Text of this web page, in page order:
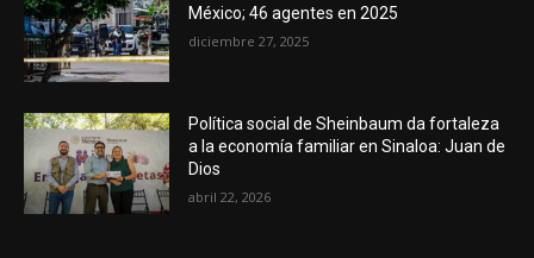
México; 46 agentes en 2025
diciembre 27, 2025
Política social de Sheinbaum da fortaleza
a la economía familiar en Sinaloa: Juan de
Dios
abril 22, 2026